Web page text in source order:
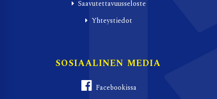
Saavutettavuusseloste
Yhteystiedot
SOSIAALINEN MEDIA
Facebookissa